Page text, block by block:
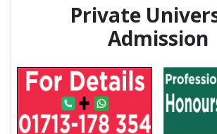
Private
Admission